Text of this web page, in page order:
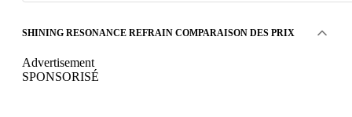
SHINING RESONANCE REFRAIN COMPARAISON DES PRIX
Advertisement
SPONSORISÉ